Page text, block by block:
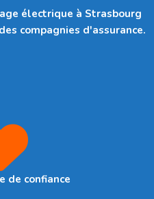
électrique à Strasbourg
compagnies d'assurance.
de confiance